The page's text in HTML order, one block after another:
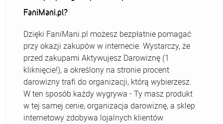
FaniMani.pl?
Dzięki FaniMani.pl możesz bezpłatnie pomagać
przy okazji zakupów w internecie. Wystarczy, że
przed zakupami Aktywujesz Darowiznę (1
kliknięcie!), a określony na stronie procent
darowizny trafi do organizacji, którą wybierzesz.
W ten sposób każdy wygrywa - Ty masz produkt
w tej samej cenie, organizacja darowiznę, a sklep
internetowy zdobywa lojalnych klientów